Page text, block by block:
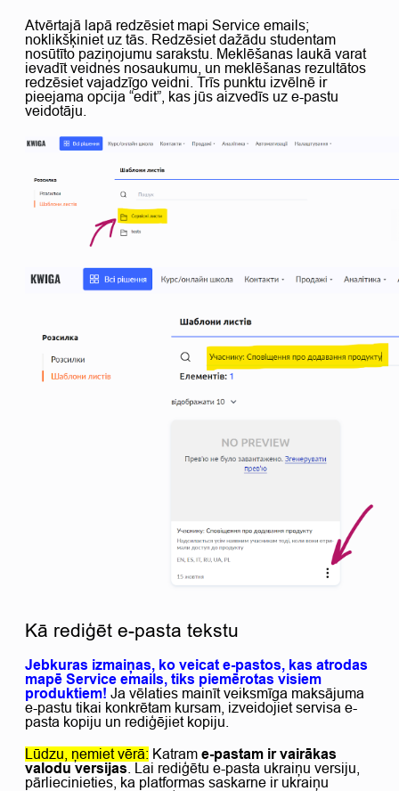
Atvērtajā lapā redzēsiet mapi Service emails;
noklikšķiniet uz tās. Redzēsiet dažādu studentam
nosūtīto paziņojumu sarakstu. Meklēšanas laukā varat
ievadīt veidnes nosaukumu, un meklēšanas rezultātos
redzēsiet vajadzīgo veidni. Trīs punktu izvēlnē ir
pieejama opcija “edit”, kas jūs aizvedīs uz e-pastu
veidotāju.
Kā rediģēt e-pasta tekstu
Jebkuras izmaiņas, ko veicat e-pastos, kas atrodas
mapē Service emails, tiks piemērotas visiem
produktiem! Ja vēlaties mainīt veiksmīga maksājuma
e-pastu tikai konkrētam kursam, izveidojiet servisa e-
pasta kopiju un rediģējiet kopiju.
Lūdzu, ņemiet vērā: Katram e-pastam ir vairākas
valodu versijas . Lai rediģētu e-pasta ukraiņu versiju,
pārliecinieties, ka platformas saskarne ir ukraiņu